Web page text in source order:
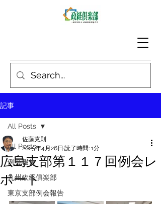
記事
All Posts
例会報告
九州政経俱楽部
東京支部例会報告
All Posts
広島支部第１１７回例会レ
ポート
佐藤克則
2025年4月26日 読了時間: 1分